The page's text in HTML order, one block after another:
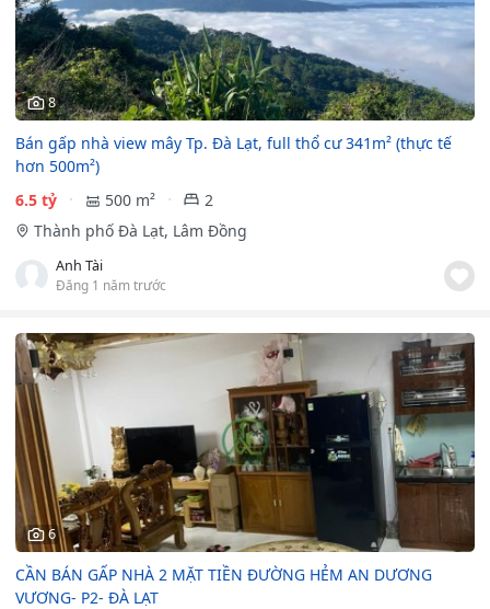
8
Bán gấp nhà view mây Tp. Đà Lạt, full thổ cư 341m² (thực tế
hơn 500m²)
6.5 tỷ
500 m²
2
Thành phố Đà Lạt, Lâm Đồng
Anh Tài
Đăng 1 năm trước
6
CẦN BÁN GẤP NHÀ 2 MẶT TIỀN ĐƯỜNG HẺM AN DƯƠNG
VƯƠNG- P2- ĐÀ LẠT